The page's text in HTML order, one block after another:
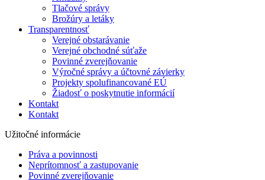
Tlačové správy
Brožúry a letáky
Transparentnosť
Verejné obstarávanie
Verejné obchodné súťaže
Povinné zverejňovanie
Výročné správy a účtovné závierky
Projekty spolufinancované EÚ
Žiadosť o poskytnutie informácií
Kontakt
Kontakt
Užitočné informácie
Práva a povinnosti
Neprítomnosť a zastupovanie
Povinné zverejňovanie